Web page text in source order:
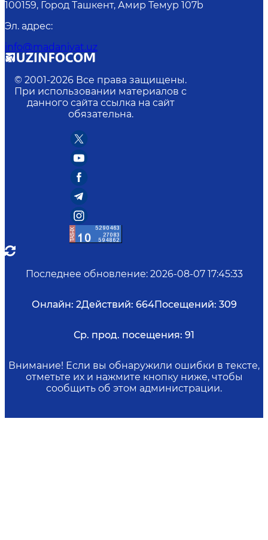
100159, Город Ташкент, Амир Темур 107b
Эл. адрес:
info@madaniyat.uz
© 2001-2026 Все права защищены.
При использовании материалов с
данного сайта ссылка на сайт
обязательна.
Последнее обновление: 2026-08-07 17:45:33
Онлайн: 2Действий: 664Посещений: 309
Ср. прод. посещения: 91
Внимание! Если вы обнаружили ошибки в тексте,
отметьте их и нажмите кнопку ниже, чтобы
сообщить об этом администрации.